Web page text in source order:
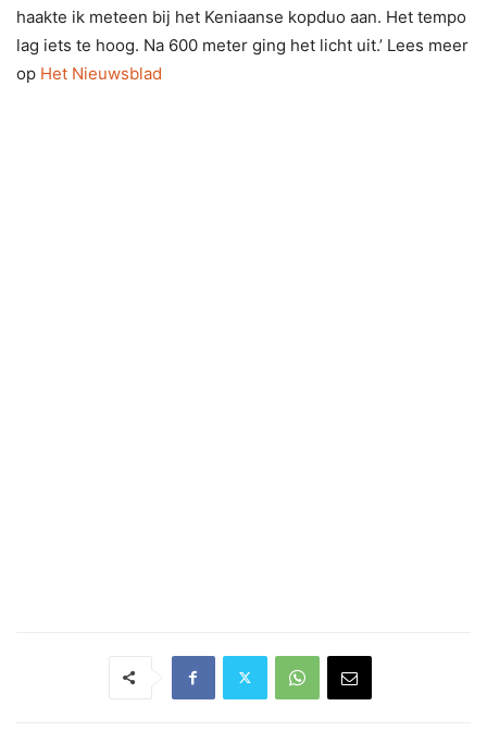
haakte ik meteen bij het Keniaanse kopduo aan. Het tempo
lag iets te hoog. Na 600 meter ging het licht uit.’ Lees meer
op Het Nieuwsblad